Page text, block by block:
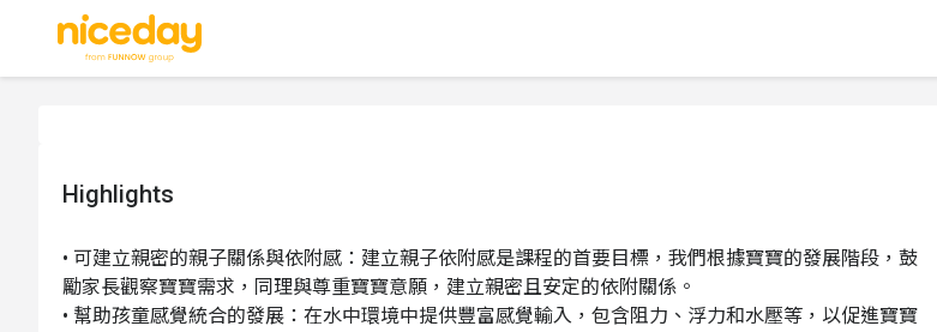
Highlights
• 可建立親密的親子關係與依附感：建立親子依附感是課程的首要目標，我們根據寶寶的發展階段，鼓
勵家長觀察寶寶需求，同理與尊重寶寶意願，建立親密且安定的依附關係。
• 幫助孩童感覺統合的發展：在水中環境中提供豐富感覺輸入，包含阻力、浮力和水壓等，以促進寶寶